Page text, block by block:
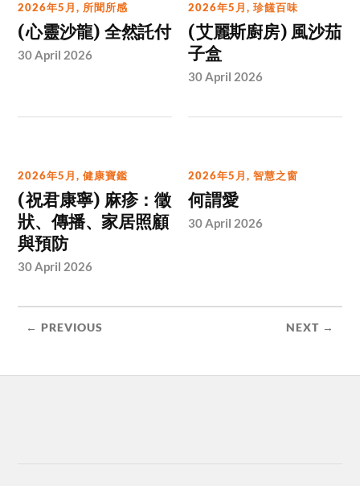
2026年5月, 所聞所感
(心靈沙龍) 全然託付
30 April 2026
2026年5月,珍饈百味
(艾麗斯廚房) 風沙茄
子盒
30 April 2026
2026年5月,健康寶鑑
(祝君康寧) 麻疹：徵
狀、傳播、家居照顧
與預防
30 April 2026
2026年5月,智慧之窗
何謂愛
30 April 2026
← PREVIOUS NEXT →